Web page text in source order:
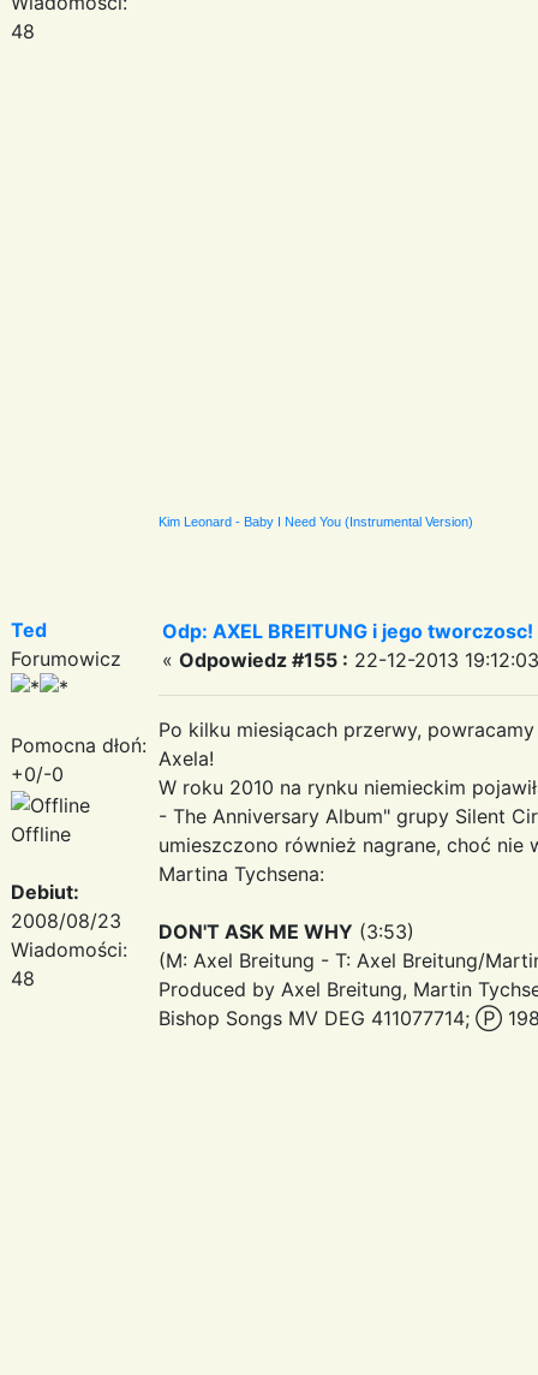
48
Kim Leonard - Baby I Need You (Instrumental Version)
Ted
Forumowicz
Pomocna dłoń:
+0/-0
Offline
Debiut:
2008/08/23
Wiadomości:
48
Odp: AXEL BREITUNG i jego
« Odpowiedz #155 : 22-12-2013
Po kilku miesiącach przerwy,
Axela!
W roku 2010 na rynku niemieckim
- The Anniversary Album" grupy Silent
umieszczono również nagrane, choć
Martina Tychsena:
DON'T ASK ME WHY (3:53)
(M: Axel Breitung - T: Axel Breitung/
Produced by Axel Breitung, Martin
Bishop Songs MV DEG 411077714; Ⓟ